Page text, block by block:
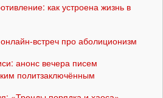
как устроена жизнь в
встреч про аболиционизм
анонс вечера писем
политзаключённым